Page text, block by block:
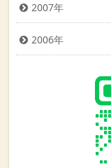
2007年
2006年